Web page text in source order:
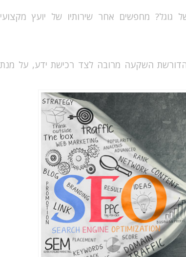
מחפשים אחר שירותיו של יועץ מקצועי
השקעה מרובה לצד רכישת ידע, על מנת